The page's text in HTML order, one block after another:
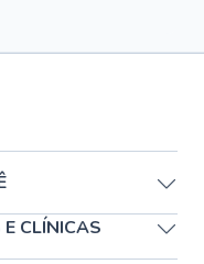
CLÍNICAS